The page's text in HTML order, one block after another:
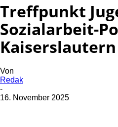
Treffpunkt
Sozialarbeit-
Kaiserslautern
Von
Redak
-
16. November 2025